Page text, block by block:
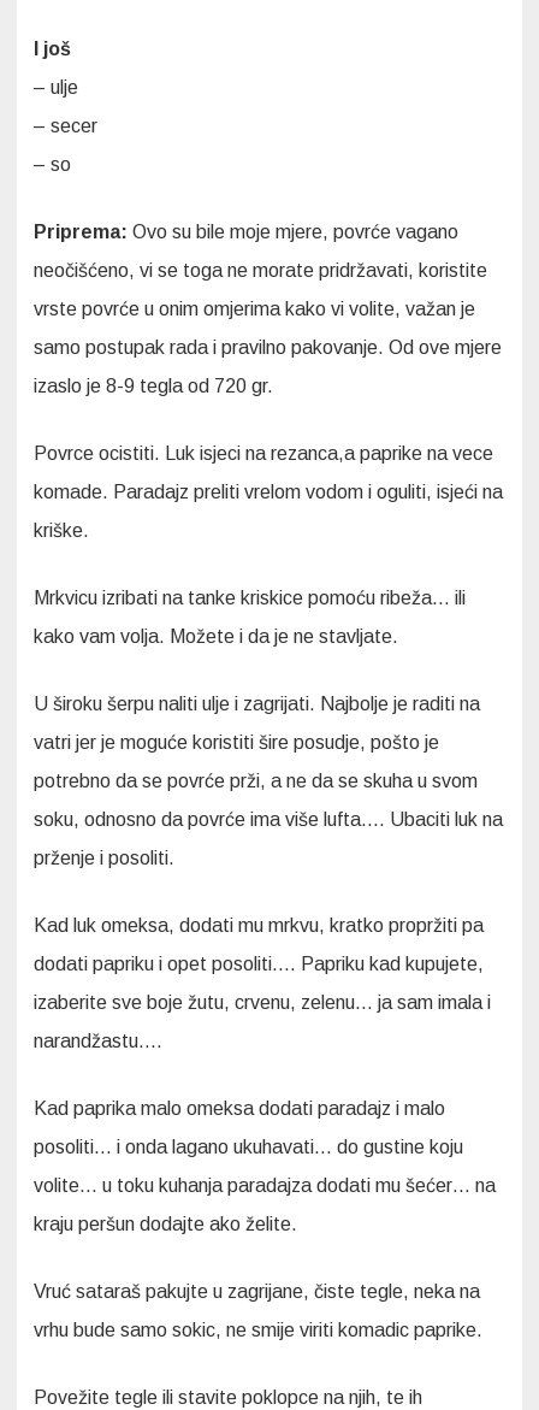
I još
– ulje
– secer
– so
Priprema: Ovo su bile moje mjere, povrće vagano
neočišćeno, vi se toga ne morate pridržavati, koristite
vrste povrće u onim omjerima kako vi volite, važan je
samo postupak rada i pravilno pakovanje. Od ove mjere
izaslo je 8-9 tegla od 720 gr.
Povrce ocistiti. Luk isjeci na rezanca,a paprike na vece
komade. Paradajz preliti vrelom vodom i oguliti, isjeći na
kriške.
Mrkvicu izribati na tanke kriskice pomoću ribeža… ili
kako vam volja. Možete i da je ne stavljate.
U široku šerpu naliti ulje i zagrijati. Najbolje je raditi na
vatri jer je moguće koristiti šire posudje, pošto je
potrebno da se povrće prži, a ne da se skuha u svom
soku, odnosno da povrće ima više lufta…. Ubaciti luk na
prženje i posoliti.
Kad luk omeksa, dodati mu mrkvu, kratko propržiti pa
dodati papriku i opet posoliti…. Papriku kad kupujete,
izaberite sve boje žutu, crvenu, zelenu… ja sam imala i
narandžastu….
Kad paprika malo omeksa dodati paradajz i malo
posoliti… i onda lagano ukuhavati… do gustine koju
volite… u toku kuhanja paradajza dodati mu šećer… na
kraju peršun dodajte ako želite.
Vruć sataraš pakujte u zagrijane, čiste tegle, neka na
vrhu bude samo sokic, ne smije viriti komadic paprike.
Povežite tegle ili stavite poklopce na njih, te ih